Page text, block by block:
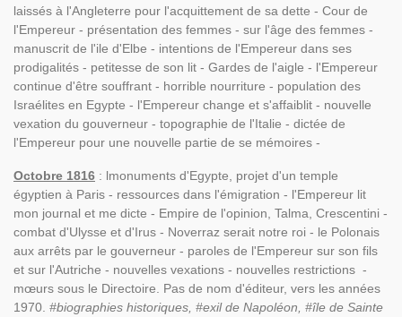
laissés à l'Angleterre pour l'acquittement de sa dette - Cour de
l'Empereur - présentation des femmes - sur l'âge des femmes -
manuscrit de l'ile d'Elbe - intentions de l'Empereur dans ses
prodigalités - petitesse de son lit - Gardes de l'aigle - l'Empereur
continue d'être souffrant - horrible nourriture - population des
Israélites en Egypte - l'Empereur change et s'affaiblit - nouvelle
vexation du gouverneur - topographie de l'Italie - dictée de
l'Empereur pour une nouvelle partie de se mémoires -
Octobre 1816 : lmonuments d'Egypte, projet d'un temple
égyptien à Paris - ressources dans l'émigration - l'Empereur lit
mon journal et me dicte - Empire de l'opinion, Talma, Crescentini -
combat d'Ulysse et d'Irus - Noverraz serait notre roi - le Polonais
aux arrêts par le gouverneur - paroles de l'Empereur sur son fils
et sur l'Autriche - nouvelles vexations - nouvelles restrictions -
mœurs sous le Directoire. Pas de nom d'éditeur, vers les années
1970. #biographies historiques, #exil de Napoléon, #île de Sainte